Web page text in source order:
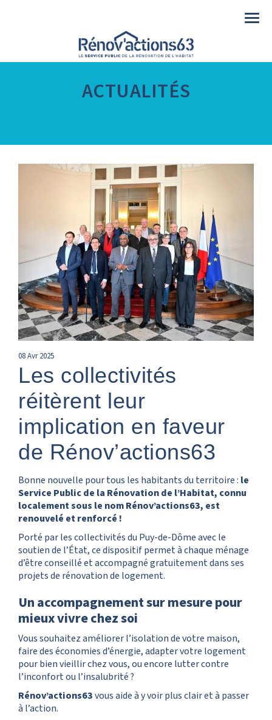
ACTUALITÉS
08Avr 2025
Les collectivités
réitèrent leur
implication en faveur
de Rénov’actions63
Bonne nouvelle pour tous les habitants du territoire : le
Service Public de la Rénovation de l’Habitat, connu
localement sous le nom Rénov’actions63, est
renouvelé et renforcé !
Porté par les collectivités du Puy-de-Dôme avec le
soutien de l’État, ce dispositif permet à chaque ménage
d’être conseillé et accompagné gratuitement dans ses
projets de rénovation de logement.
Un accompagnement sur mesure pour
mieux vivre chez soi
Vous souhaitez améliorer l’isolation de votre maison,
faire des économies d’énergie, adapter votre logement
pour bien vieillir chez vous, ou encore lutter contre
l’inconfort ou l’insalubrité ?
Rénov’actions63vous aide à y voir plus clair et à passer
à l’action.